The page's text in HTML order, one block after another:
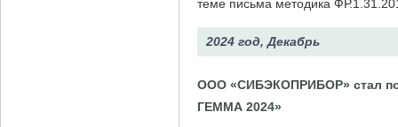
теме письма методика
2024 год, Декабрь
ООО «СИБЭКОПРИБОР» стал
ГЕММА 2024»